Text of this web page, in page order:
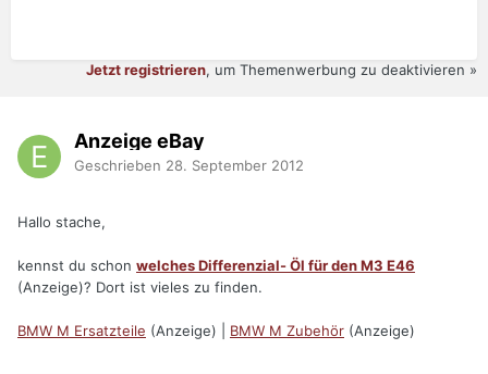
Jetzt registrieren, um Themenwerbung zu deaktivieren »
Anzeige eBay
Geschrieben 28. September 2012
Hallo stache,
kennst du schon welches Differenzial- Öl für den M3 E46
(Anzeige)? Dort ist vieles zu finden.
BMW M Ersatzteile (Anzeige) | BMW M Zubehör (Anzeige)